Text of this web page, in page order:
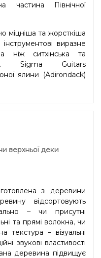
частина Північної
міцніша та жорсткіша
виразне
ніж ситхінська та
Sigma Guitars
ялини (Adirondack)
верхньої деки
з деревини
відсортовують
– чи присутні
та прямі волокна, чи
текстура – візуальні
звукові властивості
деревина підвищує